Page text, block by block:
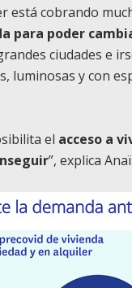
está cobrando
para poder
ciudades e
luminosas y con
el acceso a
”, explica